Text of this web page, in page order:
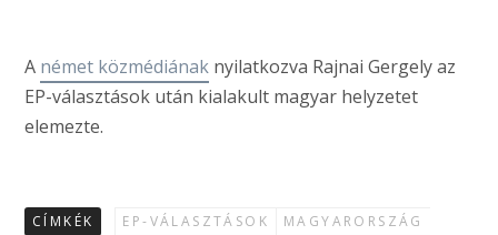
A német közmédiának nyilatkozva Rajnai Gergely az
EP-választások után kialakult magyar helyzetet
elemezte.
CÍMKÉK EP-VÁLASZTÁSOK
MAGYARORSZÁG